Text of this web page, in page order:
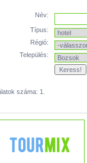
Név:
Típus:
Régió:
Település:
száma: 1.